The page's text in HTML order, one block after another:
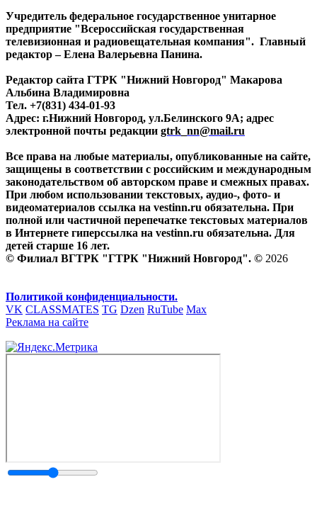
Учредитель федеральное государственное унитарное
предприятие "Всероссийская государственная
телевизионная и радиовещательная компания". Главный
редактор – Елена Валерьевна Панина.
Редактор сайта ГТРК "Нижний Новгород" Макарова
Альбина Владимировна
Тел. +7(831) 434-01-93
Адрес: г.Нижний Новгород, ул.Белинского 9А; адрес
электронной почты редакции gtrk_nn@mail.ru
Все права на любые материалы, опубликованные на сайте,
защищены в соответствии с российским и международным
законодательством об авторском праве и смежных правах.
При любом использовании текстовых, аудио-, фото- и
видеоматериалов ссылка на vestinn.ru обязательна. При
полной или частичной перепечатке текстовых материалов
в Интернете гиперссылка на vestinn.ru обязательна. Для
детей старше 16 лет.
© Филиал ВГТРК "ГТРК "Нижний Новгород". © 2026
Политикой конфиденциальности.
VK CLASSMATES TG Dzen RuTube Max
Реклама на сайте